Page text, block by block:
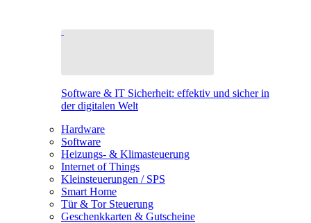
Software & IT Sicherheit: effektiv und sicher in
der digitalen Welt
Hardware
Software
Heizungs- & Klimasteuerung
Internet of Things
Kleinsteuerungen / SPS
Smart Home
Tür & Tor Steuerung
Geschenkkarten & Gutscheine